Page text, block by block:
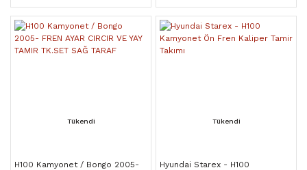
Tükendi
H100 Kamyonet / Bongo 2005-
Tükendi
Hyundai Starex - H100